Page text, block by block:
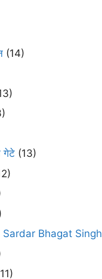
(14)
गेटे (13)
Sardar Bhagat Singh